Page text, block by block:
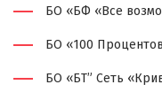
БО «БФ «Все
БО «100
БО «БТ” Сеть